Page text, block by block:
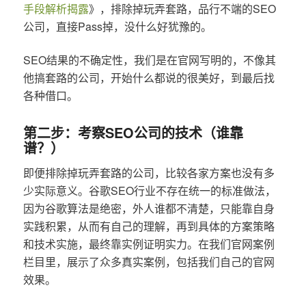
手段解析揭露》，排除掉玩弄套路，品行不端的SEO
公司，直接Pass掉，没什么好犹豫的。
SEO结果的不确定性，我们是在官网写明的，不像其
他搞套路的公司，开始什么都说的很美好，到最后找
各种借口。
第二步：考察SEO公司的技术（谁靠
谱？）
即便排除掉玩弄套路的公司，比较各家方案也没有多
少实际意义。谷歌SEO行业不存在统一的标准做法，
因为谷歌算法是绝密，外人谁都不清楚，只能靠自身
实践积累，从而有自己的理解，再到具体的方案策略
和技术实施，最终靠实例证明实力。在我们官网案例
栏目里，展示了众多真实案例，包括我们自己的官网
效果。